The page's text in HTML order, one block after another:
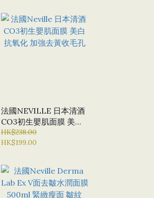
法國NEVILLE 日本清酒
CO3初生嬰肌面膜 美白
抗氧化 加強去黃收毛孔
HK$238.00
HK$199.00